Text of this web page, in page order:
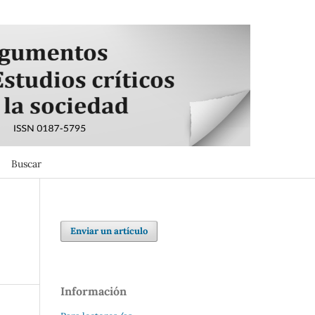
Buscar
Enviar un artículo
Información